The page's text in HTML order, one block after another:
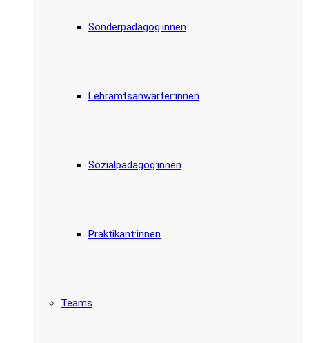
Sonderpädagog:innen
Lehramtsanwärter:innen
Sozialpädagog:innen
Praktikant:innen
Teams